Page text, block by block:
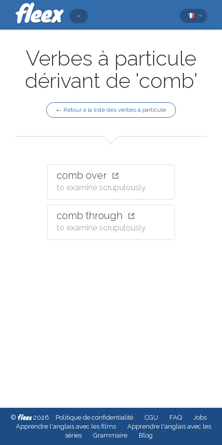
Verbes à particule
dérivant de 'comb'
← Retour à la liste des verbes à particule
comb over
to examine scrupulously
comb through
to examine scrupulously
© fleex2026 Politique de confidentialité CGU FAQ
Jobs
Apprendre l'anglais avec les films
Apprendre l'anglais avec les
séries
Grammaire Blog